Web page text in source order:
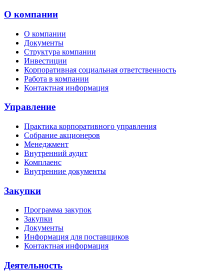
О компании
О компании
Документы
Структура компании
Инвестиции
Корпоративная социальная ответственность
Работа в компании
Контактная информация
Управление
Практика корпоративного управления
Собрание акционеров
Менеджмент
Внутренний аудит
Комплаенс
Внутренние документы
Закупки
Программа закупок
Закупки
Документы
Информация для поставщиков
Контактная информация
Деятельность